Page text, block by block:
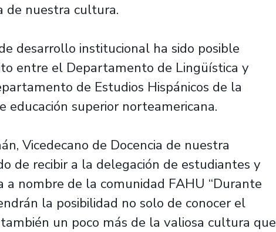
de nuestra cultura.
desarrollo institucional ha sido posible
entre el Departamento de Lingüística y
de Estudios Hispánicos de la
educación superior norteamericana.
Vicedecano de Docencia de nuestra
de recibir a la delegación de estudiantes y
nombre de la comunidad FAHU “Durante
la posibilidad no solo de conocer el
un poco más de la valiosa cultura que